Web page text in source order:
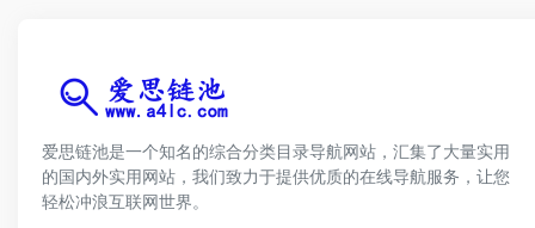
爱思链池是一个知名的综合分类目录导航网站，汇集了大量实用
的国内外实用网站，我们致力于提供优质的在线导航服务，让您
轻松冲浪互联网世界。